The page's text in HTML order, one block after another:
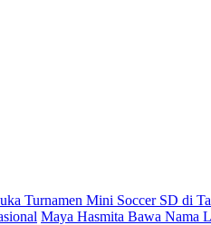
Turnamen Mini Soccer SD di
Maya Hasmita Bawa Nama